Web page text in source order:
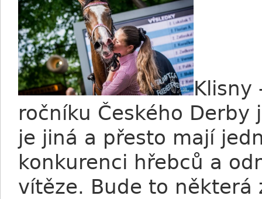
Klisny
ročníku Českého Derby
je jiná a přesto mají
konkurenci hřebců a
vítěze. Bude to některá